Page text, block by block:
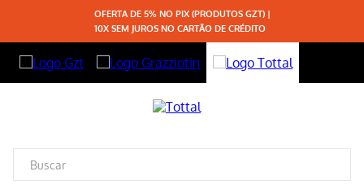
OFERTA DE 5% NO PIX (PRODUTOS GZT) |
10X SEM JUROS NO CARTÃO DE CRÉDITO